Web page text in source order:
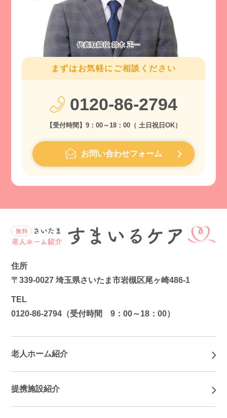
まずはお気軽にご相談ください
0120-86-2794
【受付時間】9：00～18：00（ 土日祝日OK）
お問い合わせフォーム
住所
〒339-0027 埼玉県さいたま市岩槻区尾ヶ崎486-1
TEL
0120-86-2794 （受付時間 9：00～18：00）
老人ホーム紹介
提携施設紹介